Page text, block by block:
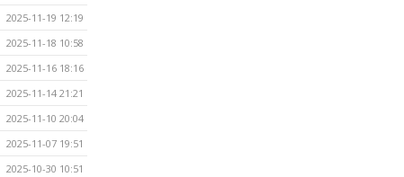
2025-11-19 12:19
2025-11-18 10:58
2025-11-16 18:16
2025-11-14 21:21
2025-11-10 20:04
2025-11-07 19:51
2025-10-30 10:51